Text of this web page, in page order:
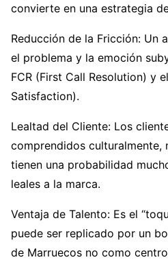
convierte en una estrategia
Reducción de la Fricción: Un
el problema y la emoción
FCR (First Call Resolution) y
Satisfaction).
Lealtad del Cliente: Los
comprendidos culturalmente,
tienen una probabilidad
leales a la marca.
Ventaja de Talento: Es el
puede ser replicado por un
de Marruecos no como